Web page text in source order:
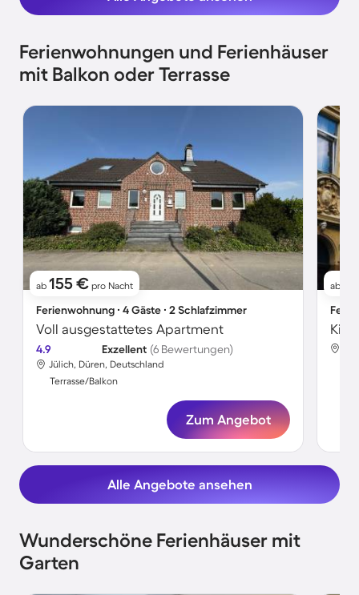
Ferienwohnungen und Ferienhäuser
mit Balkon oder Terrasse
ab 155 € pro Nacht
Ferienwohnung ∙ 4 Gäste ∙ 2 Schlafzimmer
Voll ausgestattetes Apartment
4.9 Exzellent (6 Bewertungen)
Jülich, Düren, Deutschland
Terrasse/Balkon
Zum Angebot
ab
Alle Angebote ansehen
Wunderschöne Ferienhäuser mit
Garten